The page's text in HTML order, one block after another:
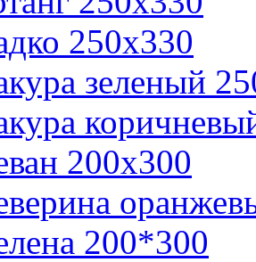
250х330
зеленый
200х300
200*300